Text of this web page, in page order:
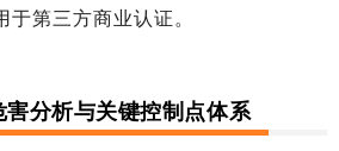
第三方商业认证。
分析与关键控制点体系